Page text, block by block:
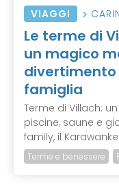
VIAGGI
Le terme di
un magico
divertimento
famiglia
Terme di Villach:
piscine, saune e
family, il
Terme e benessere